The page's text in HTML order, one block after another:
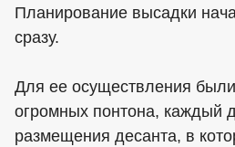
Планирование высадки
сразу.
Для ее осуществления
огромных понтона, каждый
размещения десанта, в